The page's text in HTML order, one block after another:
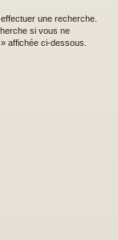
une recherche.
si vous ne
affichée ci-dessous.